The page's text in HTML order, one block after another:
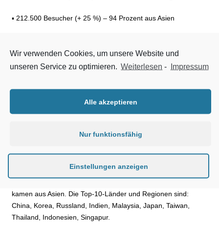
▪ 212.500 Besucher (+ 25 %) – 94 Prozent aus Asien
Ausstellungsfläche
9. Internationale Fachmesse für Baumaschinen,
Baustoffmaschinen, Baufahrzeuge und Baugeräte vom 27. bis
Quadratmetern, die um zwei zusätzliche Hallen erweitert
Prozent im Vergleich zur Vorveranstaltung. Mit einem Plus von
kamen aus Asien. Die Top-10-Länder und Regionen sind:
China, Korea, Russland, Indien, Malaysia, Japan, Taiwan,
Thailand, Indonesien, Singapur.
Wir verwenden Cookies, um unsere Website und
unseren Service zu optimieren. Weiterlesen - Impressum
Alle akzeptieren
Nur funktionsfähig
Einstellungen anzeigen